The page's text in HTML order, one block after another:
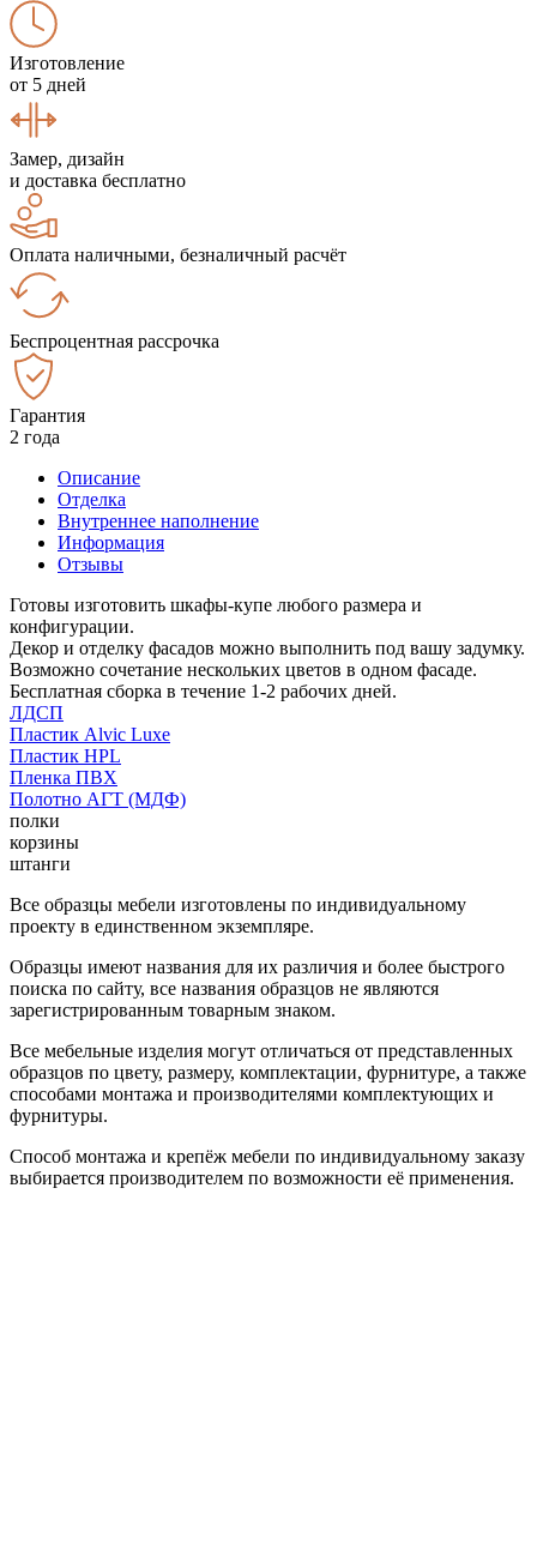
Изготовление
от 5 дней
Замер, дизайн
и доставка бесплатно
Оплата наличными, безналичный расчёт
Беспроцентная рассрочка
Гарантия
2 года
Описание
Отделка
Внутреннее наполнение
Информация
Отзывы
Готовы изготовить шкафы-купе любого размера и
конфигурации.
Декор и отделку фасадов можно выполнить под вашу задумку.
Возможно сочетание нескольких цветов в одном фасаде.
Бесплатная сборка в течение 1-2 рабочих дней.
ЛДСП
Пластик Alvic Luxe
Пластик HPL
Пленка ПВХ
Полотно АГТ (МДФ)
полки
корзины
штанги
Все образцы мебели изготовлены по индивидуальному
проекту в единственном экземпляре.
Образцы имеют названия для их различия и более быстрого
поиска по сайту, все названия образцов не являются
зарегистрированным товарным знаком.
Все мебельные изделия могут отличаться от представленных
образцов по цвету, размеру, комплектации, фурнитуре, а также
способами монтажа и производителями комплектующих и
фурнитуры.
Способ монтажа и крепёж мебели по индивидуальному заказу
выбирается производителем по возможности её применения.